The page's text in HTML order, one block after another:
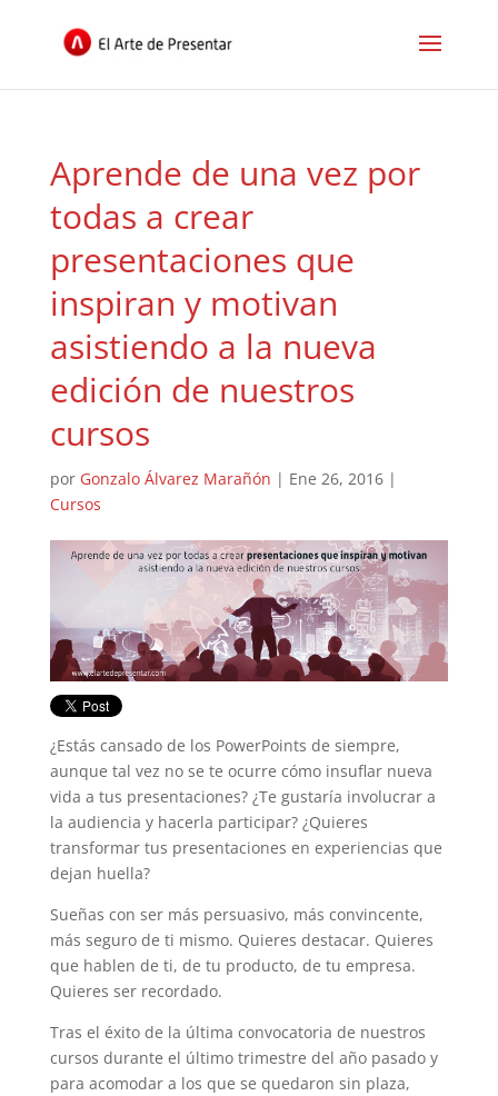
Aprende de una vez por
todas a crear
presentaciones que
inspiran y motivan
asistiendo a la nueva
edición de nuestros
cursos
por Gonzalo Álvarez Marañón | Ene 26, 2016|
Cursos
¿Estás cansado de los PowerPoints de siempre,
aunque tal vez no se te ocurre cómo insuflar nueva
vida a tus presentaciones? ¿Te gustaría involucrar a
la audiencia y hacerla participar? ¿Quieres
transformar tus presentaciones en experiencias que
dejan huella?
Sueñas con ser más persuasivo, más convincente,
más seguro de ti mismo. Quieres destacar. Quieres
que hablen de ti, de tu producto, de tu empresa.
Quieres ser recordado.
Tras el éxito de la última convocatoria de nuestros
cursos durante el último trimestre del año pasado y
para acomodar a los que se quedaron sin plaza,